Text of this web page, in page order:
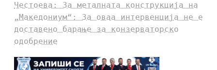
Честоева: За металната конструкција на
„Македониум“: За оваа интервенција не е
доставено барање за конзерваторско
одобрение